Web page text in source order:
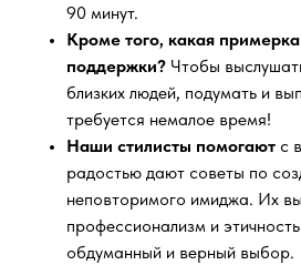
90 минут.
Кроме того, какая
поддержки? Чтобы
близких людей, подумать и
требуется немалое время!
Наши стилисты помогают с
радостью дают советы по
неповторимого имиджа. Их
профессионализм и
обдуманный и верный выбор.